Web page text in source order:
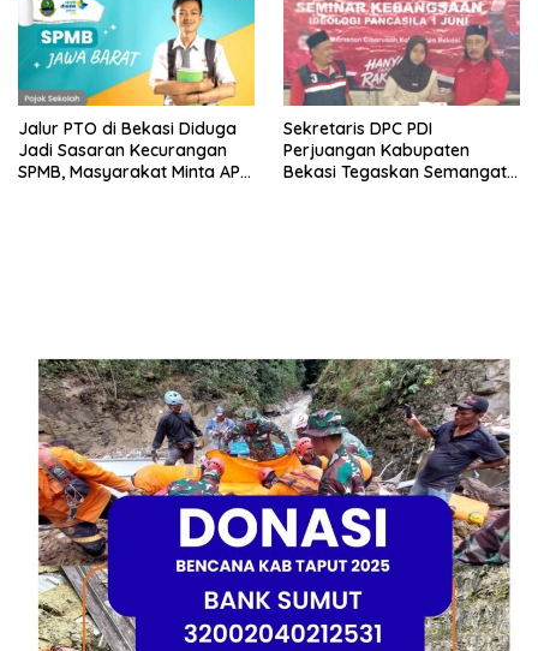
Jalur PTO di Bekasi Diduga
Jadi Sasaran Kecurangan
SPMB, Masyarakat Minta APH
Sekretaris DPC PDI
Perjuangan Kabupaten
Bekasi Tegaskan Semangat